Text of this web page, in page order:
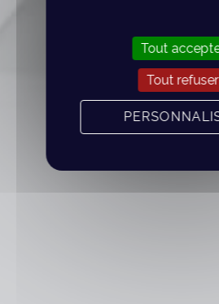
Tout
Tout refuser